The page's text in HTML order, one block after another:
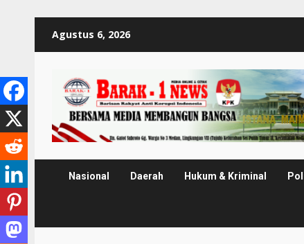
Agustus 6, 2026
Nasional Daerah Hukum & Kriminal